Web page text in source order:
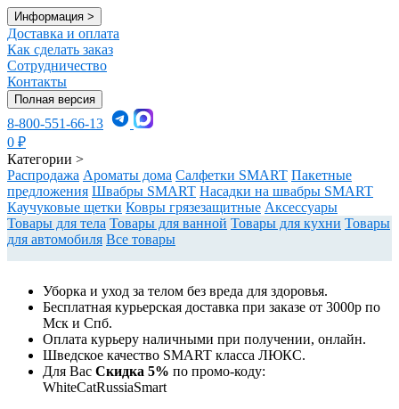
Информация >
Доставка и оплата
Как сделать заказ
Сотрудничество
Контакты
Полная версия
8-800-551-66-13
0 ₽
Категории >
Распродажа Ароматы дома Салфетки SMART Пакетные
предложения Швабры SMART Насадки на швабры SMART
Каучуковые щетки Ковры грязезащитные Аксессуары
Товары для тела Товары для ванной Товары для кухни Товары
для автомобиля Все товары
Уборка и уход за телом без вреда для здоровья.
Бесплатная курьерская доставка при заказе от 3000р по
Мск и Спб.
Оплата курьеру наличными при получении, онлайн.
Шведское качество SMART класса ЛЮКС.
Для Вас Cкидка 5% по промо-коду:
WhiteCatRussiaSmart